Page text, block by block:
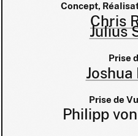
Concept,
Chris
Julius
Prise
Prise de
Philipp